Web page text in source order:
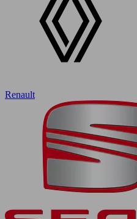
Renault